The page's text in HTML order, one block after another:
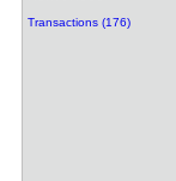
Transactions (176)